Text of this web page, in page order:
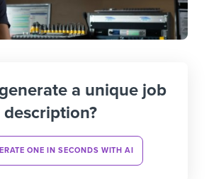
a unique job
description?
ONE IN SECONDS WITH AI